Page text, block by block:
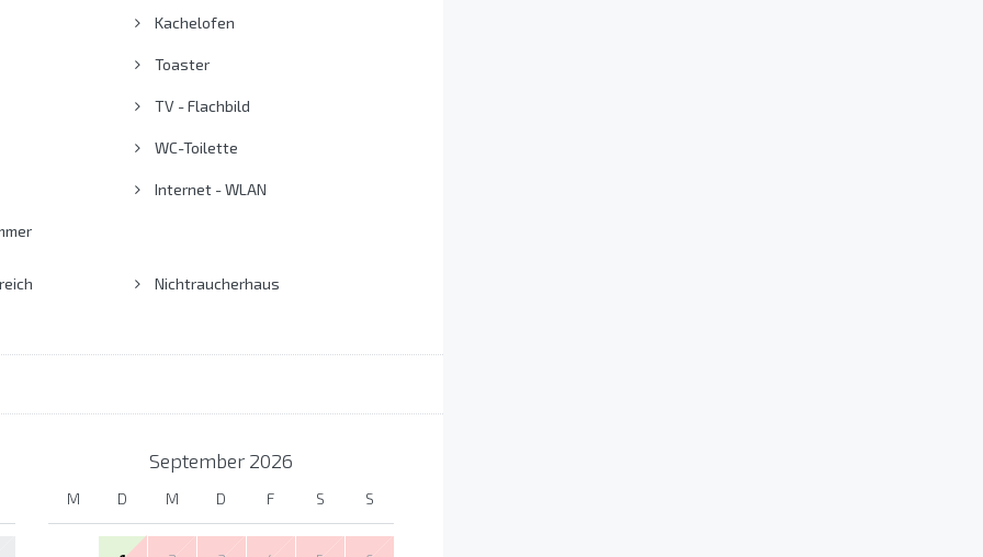
Kachelofen
Toaster
TV - Flachbild
WC-Toilette
Internet - WLAN
Nichtraucherhaus
September 2026
M D M D F S S